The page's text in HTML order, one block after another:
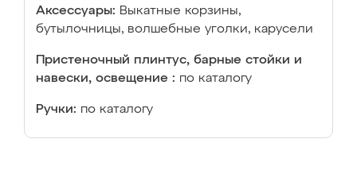
Аксессуары: Выкатные корзины,
бутылочницы, волшебные уголки, карусели
Пристеночный плинтус, барные стойки и
навески, освещение : по каталогу
Ручки: по каталогу